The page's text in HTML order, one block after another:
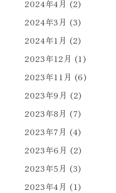
2024年4月 (2)
2024年3月 (3)
2024年1月 (2)
2023年12月 (1)
2023年11月 (6)
2023年9月 (2)
2023年8月 (7)
2023年7月 (4)
2023年6月 (2)
2023年5月 (3)
2023年4月 (1)